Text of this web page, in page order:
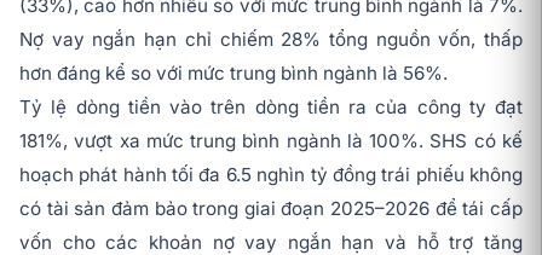
(33%), cao hơn nhiều so với mức trung bình ngành là 7%.
Nợ vay ngắn hạn chỉ chiếm 28% tổng nguồn vốn, thấp
hơn đáng kể so với mức trung bình ngành là 56%.
Tỷ lệ dòng tiền vào trên dòng tiền ra của công ty đạt
181%, vượt xa mức trung bình ngành là 100%. SHS có kế
hoạch phát hành tối đa 6.5 nghìn tỷ đồng trái phiếu không
có tài sản đảm bảo trong giai đoạn 2025–2026 để tái cấp
vốn cho các khoản nợ vay ngắn hạn và hỗ trợ tăng